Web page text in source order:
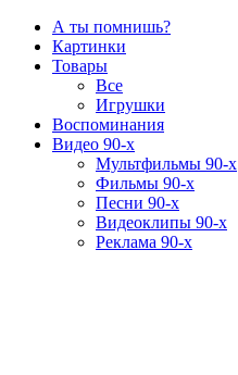
А ты помнишь?
Картинки
Товары
Все
Игрушки
Воспоминания
Видео 90-х
Мультфильмы 90-х
Фильмы 90-х
Песни 90-х
Видеоклипы 90-х
Реклама 90-х